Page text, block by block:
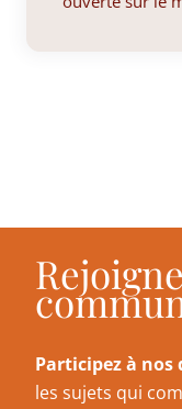
Participez à nos
les sujets qui